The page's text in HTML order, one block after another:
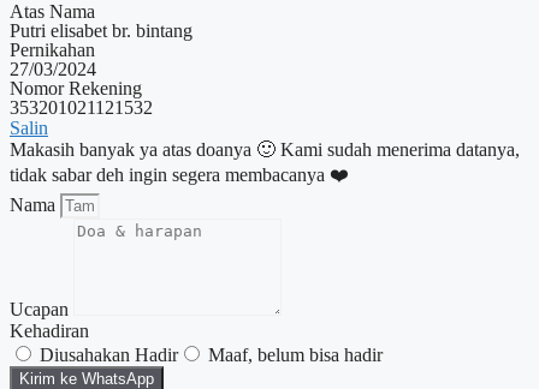
Atas Nama
Putri elisabet br. bintang
Pernikahan
27/03/2024
Nomor Rekening
353201021121532
Salin
Makasih banyak ya atas doanya 🙂 Kami sudah menerima datanya,
tidak sabar deh ingin segera membacanya ❤️
Nama
Ucapan
Kehadiran
Diusahakan Hadir
Maaf, belum bisa hadir
Kirim ke WhatsApp